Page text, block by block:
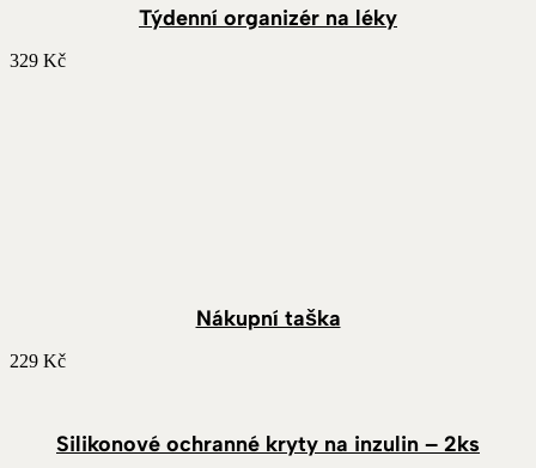
Týdenní organizér na léky
329 Kč
Nákupní taška
229 Kč
Silikonové ochranné kryty na inzulin – 2ks